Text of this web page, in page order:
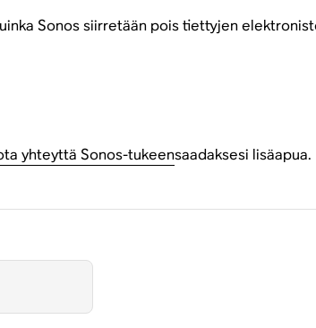
Sonos siirretään pois tiettyjen
yhteyttä Sonos-tukeensaadaksesi lisäapua.